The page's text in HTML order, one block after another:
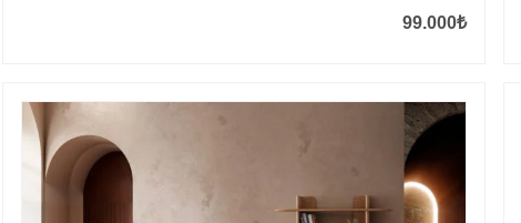
99.000₺